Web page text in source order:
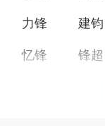
力锋 建钧
忆锋 锋超